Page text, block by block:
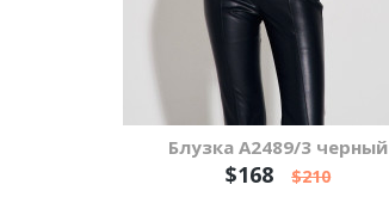
Блузка А2489/3 черный
$168 $210